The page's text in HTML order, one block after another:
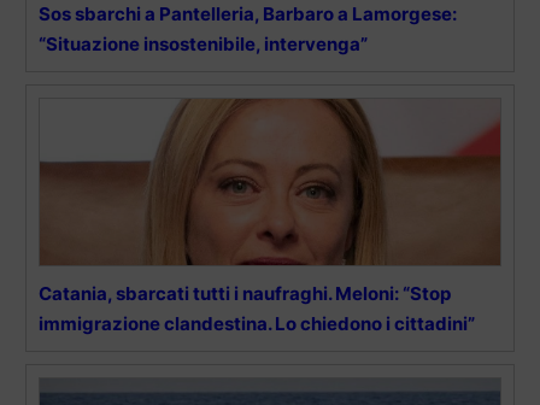
Sos sbarchi a Pantelleria, Barbaro a Lamorgese:
“Situazione insostenibile, intervenga”
Catania, sbarcati tutti i naufraghi. Meloni: “Stop
immigrazione clandestina. Lo chiedono i cittadini”